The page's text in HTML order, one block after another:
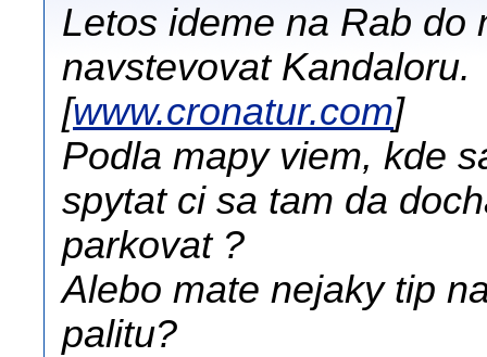
Letos ideme na Rab do
navstevovat Kandaloru.
[www.cronatur.com]
Podla mapy viem, kde
spytat ci sa tam da
parkovat ?
Alebo mate nejaky tip
palitu?